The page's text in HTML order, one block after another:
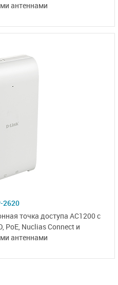
антеннами
2620
точка доступа AC1200 с
PoE, Nuclias Connectи
антеннами